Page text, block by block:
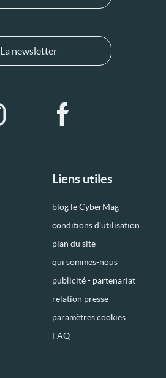
Liens utiles
blog le CyberMag
conditions d’utilisation
plan du site
qui sommes-nous
publicité - partenariat
relation presse
paramètres cookies
FAQ
La newsletter